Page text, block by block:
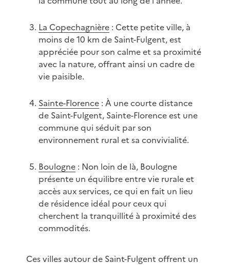
La Copechagnière: Cette petite ville, à
moins de 10 km de Saint-Fulgent, est
appréciée pour son calme et sa proximité
avec la nature, offrant ainsi un cadre de
vie paisible.
Sainte-Florence: À une courte distance
de Saint-Fulgent, Sainte-Florence est une
commune qui séduit par son
environnement rural et sa convivialité.
Boulogne: Non loin de là, Boulogne
présente un équilibre entre vie rurale et
accès aux services, ce qui en fait un lieu
de résidence idéal pour ceux qui
cherchent la tranquillité à proximité des
commodités.
Ces villes autour de Saint-Fulgent offrent un